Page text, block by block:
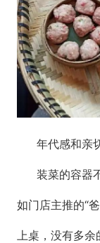
年代感和亲
装菜的容器
如门店主推的“
上桌，没有多